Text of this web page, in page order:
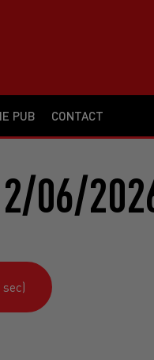
PUB CONTACT
06/